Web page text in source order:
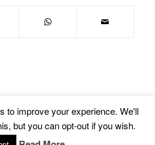
Les Askapen Mugimendua- powered by
to improve your experience. We'll
but you can opt-out if you wish.